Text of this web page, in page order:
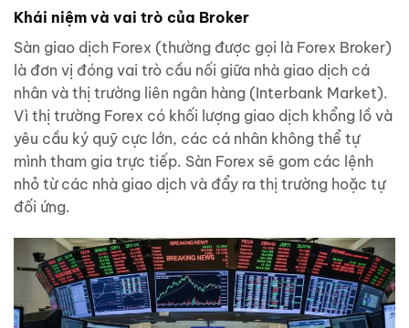
Khái niệm và vai trò của Broker
Sàn giao dịch Forex (thường được gọi là Forex Broker)
là đơn vị đóng vai trò cầu nối giữa nhà giao dịch cá
nhân và thị trường liên ngân hàng (Interbank Market).
Vì thị trường Forex có khối lượng giao dịch khổng lồ và
yêu cầu ký quỹ cực lớn, các cá nhân không thể tự
mình tham gia trực tiếp. Sàn Forex sẽ gom các lệnh
nhỏ từ các nhà giao dịch và đẩy ra thị trường hoặc tự
đối ứng.